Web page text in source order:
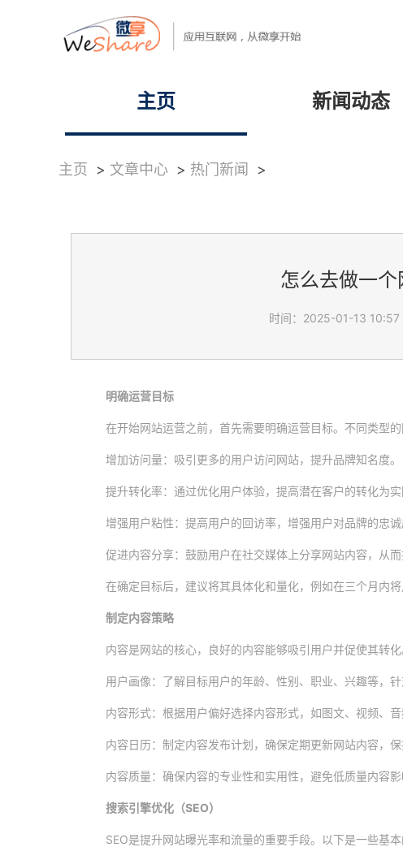
主页 新闻动态
主页 > 文章中心 > 热门新闻 >
怎么去做一个
时间：2025-01-13 10:57
明确运营目标
在开始网站运营之前，首先需要明确运营目标。不同类型
增加访问量：吸引更多的用户访问网站，提升品牌知名度。
提升转化率：通过优化用户体验，提高潜在客户的转化为实
增强用户粘性：提高用户的回访率，增强用户对品牌的忠诚
促进内容分享：鼓励用户在社交媒体上分享网站内容，从而
在确定目标后，建议将其具体化和量化，例如在三个月内将
制定内容策略
内容是网站的核心，良好的内容能够吸引用户并促使其转
用户画像：了解目标用户的年龄、性别、职业、兴趣等，
内容形式：根据用户偏好选择内容形式，如图文、视频、音
内容日历：制定内容发布计划，确保定期更新网站内容，保
内容质量：确保内容的专业性和实用性，避免低质量内容影
搜索引擎优化（SEO）
SEO是提升网站曝光率和流量的重要手段。以下是一些基